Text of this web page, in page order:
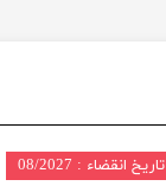
تاریخ انقضاء : 08/2027